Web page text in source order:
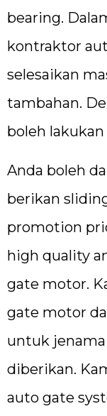
bearing.
kontraktor
selesaikan
tambahan.
boleh
Anda boleh
berikan
promotion
high quality
gate motor.
gate motor
untuk
diberikan.
auto gate